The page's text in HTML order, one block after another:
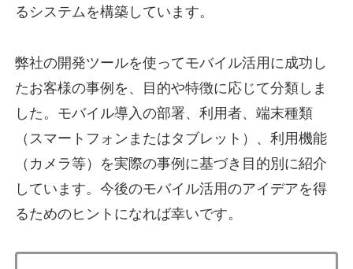
るシステムを構築しています。
弊社の開発ツールを使ってモバイル活用に成功し
たお客様の事例を、目的や特徴に応じて分類しま
した。モバイル導入の部署、利用者、端末種類
（スマートフォンまたはタブレット）、利用機能
（カメラ等）を実際の事例に基づき目的別に紹介
しています。今後のモバイル活用のアイデアを得
るためのヒントになれば幸いです。